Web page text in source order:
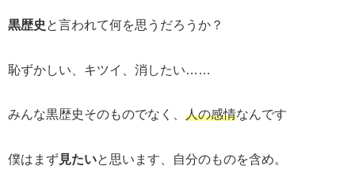
黒歴史 と言われて何を思うだろうか？
恥ずかしい、キツイ、消したい……
みんな黒歴史そのものでなく、 人の感情なんです
僕はまず見たいと思います、自分のものを含め。